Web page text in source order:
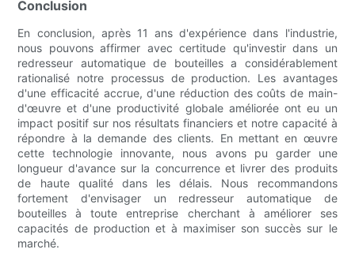
Conclusion
En conclusion, après 11 ans d'expérience dans l'industrie,
nous pouvons affirmer avec certitude qu'investir dans un
redresseur automatique de bouteilles a considérablement
rationalisé notre processus de production. Les avantages
d'une efficacité accrue, d'une réduction des coûts de main-
d'œuvre et d'une productivité globale améliorée ont eu un
impact positif sur nos résultats financiers et notre capacité à
répondre à la demande des clients. En mettant en œuvre
cette technologie innovante, nous avons pu garder une
longueur d'avance sur la concurrence et livrer des produits
de haute qualité dans les délais. Nous recommandons
fortement d'envisager un redresseur automatique de
bouteilles à toute entreprise cherchant à améliorer ses
capacités de production et à maximiser son succès sur le
marché.